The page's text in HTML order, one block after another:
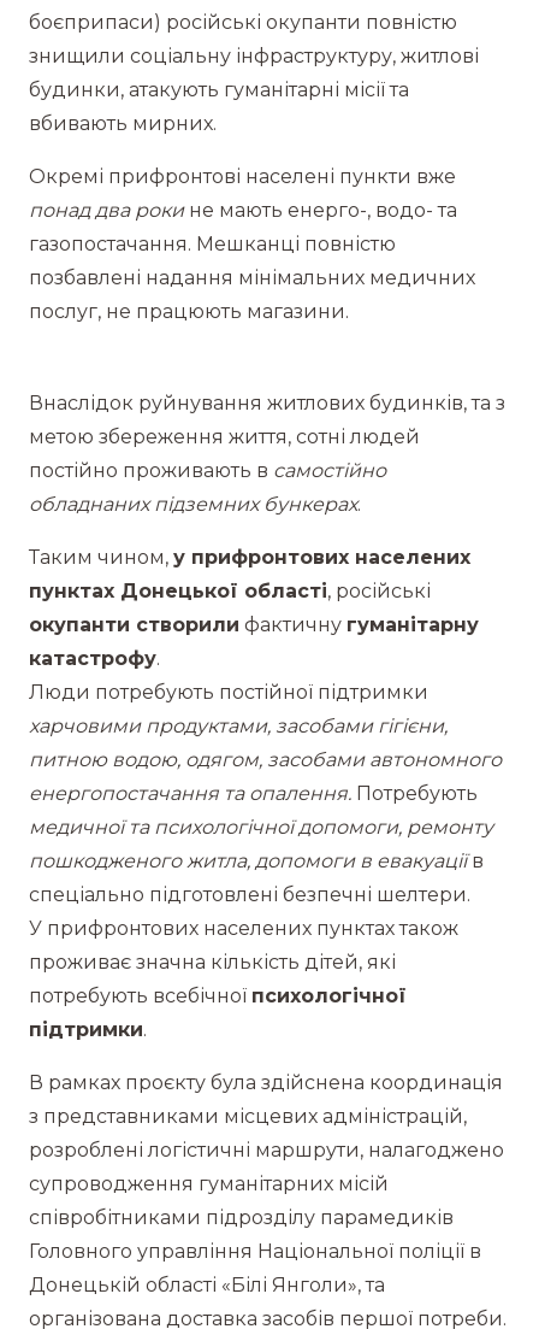
боєприпаси) російські окупанти повністю
знищили соціальну інфраструктуру, житлові
будинки, атакують гуманітарні місії та
вбивають мирних.
Окремі прифронтові населені пункти вже
понад два рокине мають енерго-, водо- та
газопостачання. Мешканці повністю
позбавлені надання мінімальних медичних
послуг, не працюють магазини.
Внаслідок руйнування житлових будинків, та з
метою збереження життя, сотні людей
постійно проживають в самостійно
обладнаних підземних бункерах.
Таким чином, у прифронтових населених
пунктах Донецької області, російські
окупанти створили фактичну гуманітарну
катастрофу.
Люди потребують постійної підтримки
харчовими продуктами, засобами гігієни,
питною водою, одягом, засобами автономного
енергопостачання та опалення. Потребують
медичної та психологічної допомоги, ремонту
пошкодженого житла, допомоги в евакуаціїв
спеціально підготовлені безпечні шелтери.
У прифронтових населених пунктах також
проживає значна кількість дітей, які
потребують всебічної психологічної
підтримки.
В рамках проєкту була здійснена координація
з представниками місцевих адміністрацій,
розроблені логістичні маршрути, налагоджено
супроводження гуманітарних місій
співробітниками підрозділу парамедиків
Головного управління Національної поліції в
Донецькій області «Білі Янголи», та
організована доставка засобів першої потреби.